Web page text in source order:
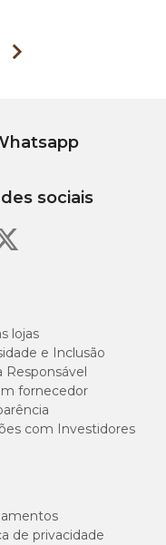
lojas
e Inclusão
Responsável
fornecedor
com Investidores
de privacidade
sociais